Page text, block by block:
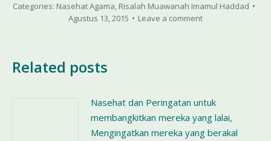
Categories: Nasehat Agama, Risalah Muawanah Imamul Haddad
Agustus 13, 2015
Leave a comment
Related posts
Nasehat dan Peringatan untuk
membangkitkan mereka yang lalai,
Mengingatkan mereka yang berakal